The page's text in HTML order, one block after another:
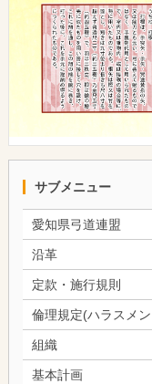
サブメニュー
愛知県弓道連盟
沿革
定款・施行規則
倫理規定(ハラスメ
組織
基本計画